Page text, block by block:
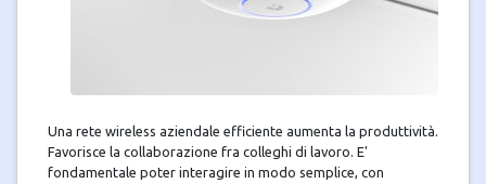
Una rete wireless aziendale efficiente aumenta la produttività.
Favorisce la collaborazione fra colleghi di lavoro. E'
fondamentale poter interagire in modo semplice, con